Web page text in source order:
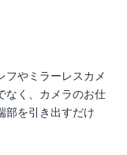
フやミラーレスカメ
なく、カメラのお仕
部を引き出すだけ